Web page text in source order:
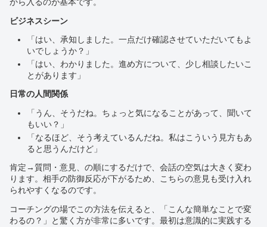
から入るのが基本です。
ビジネスシーン
「はい、承知しました。一点だけ確認させていただいてもよ
いでしょうか？」
「はい、わかりました。進め方について、少し相談したいこ
とがあります」
日常の人間関係
「うん、そうだね。ちょっと気になることがあって、聞いて
もいい？」
「なるほど、そう考えているんだね。私はこういう見方もあ
ると思うんだけど」
肯定→質問・意見、の順にするだけで、会話の空気は大きく変わ
ります。相手の防御反応が下がるため、こちらの意見も受け入れ
られやすくなるのです。
コーチングの場でこの方法を伝えると、「こんな簡単なことで変
わるの？」と驚く方が非常に多いです。最初は意識的に実践する